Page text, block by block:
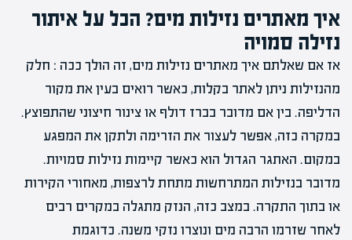
איך מאתרים נזילות מים? הכל על איתור
נזילה סמויה
אז אם שאלתם איך מאתרים נזילות מים, זה הולך ככה : חלק
מהנזילות ניתן לאתר בקלות, כאשר רואים בעין את מקור
הדליפה. בין אם מדובר בברז דולף או צינור חיצוני שהתפוצץ.
במקרה כזה, אפשר לעצור את הזרימה ולתקן את המפגע
במקום. האתגר הגדול הוא כאשר קיימות נזילות סמויות.
מדובר בנזילות המתרחשות מתחת לרצפות, מאחורי הקירות
או בתוך התקרה. במצב כזה, הנזק מתגלה במקרים רבים
לאחר שזרמו הרבה מים ונוצרו נזקי משנה. כדוגמת